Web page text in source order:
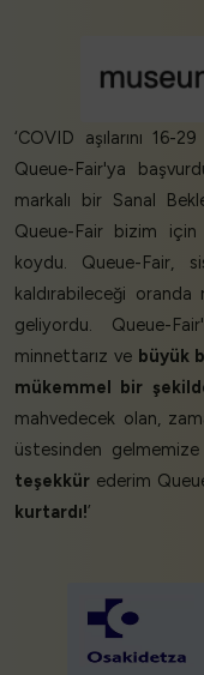
‘COVID aşılarını 16-
Queue-Fair'ya
markalı bir Sanal
Queue-Fair bizim için
koydu. Queue-Fair,
kaldırabileceği
geliyordu. Queue-
minnettarız ve büyük
mükemmel bir
mahvedecek olan,
üstesinden
teşekkür ederim
kurtardı!’